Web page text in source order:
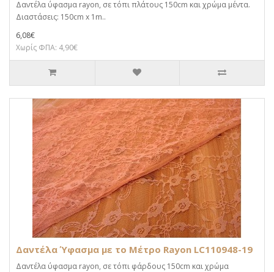
Δαντέλα ύφασμα rayon, σε τόπι πλάτους 150cm και χρώμα μέντα.
Διαστάσεις: 150cm x 1m..
6,08€
Χωρίς ΦΠΑ: 4,90€
Δαντέλα Ύφασμα με το Μέτρο Rayon LC110948-19
Δαντέλα ύφασμα rayon, σε τόπι φάρδους 150cm και χρώμα